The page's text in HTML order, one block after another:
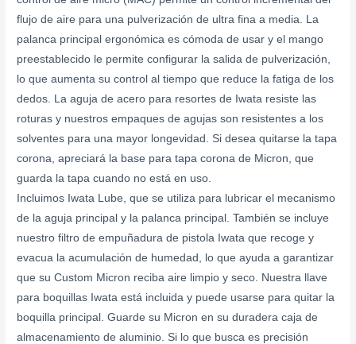
flujo de aire para una pulverización de ultra fina a media. La
palanca principal ergonómica es cómoda de usar y el mango
preestablecido le permite configurar la salida de pulverización,
lo que aumenta su control al tiempo que reduce la fatiga de los
dedos. La aguja de acero para resortes de Iwata resiste las
roturas y nuestros empaques de agujas son resistentes a los
solventes para una mayor longevidad. Si desea quitarse la tapa
corona, apreciará la base para tapa corona de Micron, que
guarda la tapa cuando no está en uso.
Incluimos Iwata Lube, que se utiliza para lubricar el mecanismo
de la aguja principal y la palanca principal. También se incluye
nuestro filtro de empuñadura de pistola Iwata que recoge y
evacua la acumulación de humedad, lo que ayuda a garantizar
que su Custom Micron reciba aire limpio y seco. Nuestra llave
para boquillas Iwata está incluida y puede usarse para quitar la
boquilla principal. Guarde su Micron en su duradera caja de
almacenamiento de aluminio. Si lo que busca es precisión